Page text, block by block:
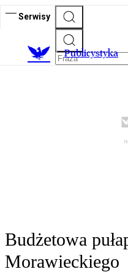
Serwisy
Publicystyka
Budżetowa
Morawieckiego